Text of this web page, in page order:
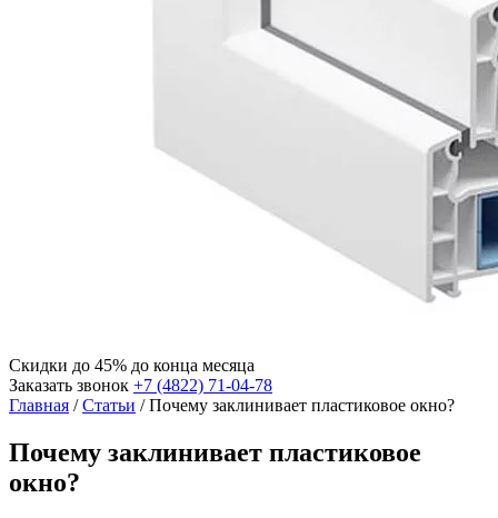
Скидки до 45% до конца месяца
Заказать звонок +7 (4822) 71-04-78
Главная /Статьи /Почему заклинивает пластиковое окно?
Почему заклинивает пластиковое
окно?